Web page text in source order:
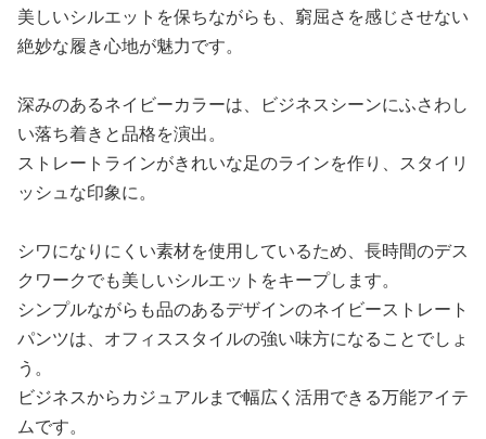
美しいシルエットを保ちながらも、窮屈さを感じさせない
絶妙な履き心地が魅力です。
深みのあるネイビーカラーは、ビジネスシーンにふさわし
い落ち着きと品格を演出。
ストレートラインがきれいな足のラインを作り、スタイリ
ッシュな印象に。
シワになりにくい素材を使用しているため、長時間のデス
クワークでも美しいシルエットをキープします。
シンプルながらも品のあるデザインのネイビーストレート
パンツは、オフィススタイルの強い味方になることでしょ
う。
ビジネスからカジュアルまで幅広く活用できる万能アイテ
ムです。